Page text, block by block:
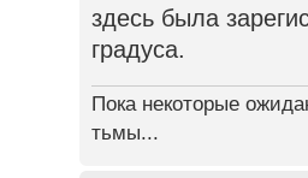
здесь была
градуса.
Пока некоторые
тьмы...